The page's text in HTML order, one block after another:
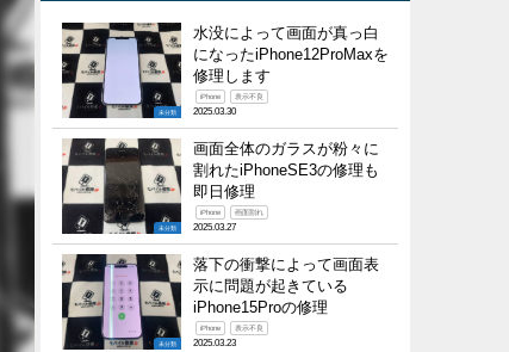
未分類
水没によって画面が真っ白
になったiPhone12ProMaxを
修理します
iPhone 表示不良
2025.03.30
未分類
画面全体のガラスが粉々に
割れたiPhoneSE3の修理も
即日修理
iPhone 画面割れ
2025.03.27
未分類
落下の衝撃によって画面表
示に問題が起きている
iPhone15Proの修理
iPhone 表示不良
2025.03.23